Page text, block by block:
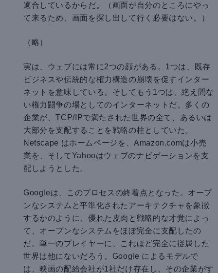
適合しているからだ。（画面が自分のところにやっ
て来るため、画面を探し出して行く必要はない。）
（略）
実は、ウェブには常に2つの顔がある。1つは、既存
ビジネスや伝統的な権力構造の崩壊を促すインター
ネットを意味している。そしてもう1つは、絶え間な
い権力闘争の場としてのインターネットだ。多くの
企業が、TCP/IPで満たされた世界の全て、あるいは
大部分を支配することを戦略の柱としていた。
Netscape はホームページを、Amazon.comは小売
業を、そしてYahooはウェブのナビゲーションを支
配しようとした。
Googleは、このプロセスの終着点となった。オープ
ンなシステムと平準化されたアーキテクチャを象徴
するかのように、優れた皮肉と戦略的な才覚によっ
て、オープンなシステムをほぼ完全に支配したの
だ。単一のプレイヤーに、これほど完全に従属した
世界は他にないだろう。Google によるモデルで
は、映画の配給会社が1社だけ存在し、その企業がす